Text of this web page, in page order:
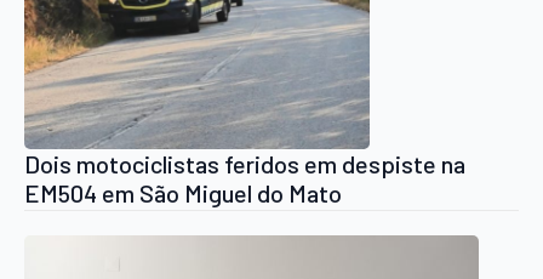
Dois motociclistas feridos em despiste na
EM504 em São Miguel do Mato